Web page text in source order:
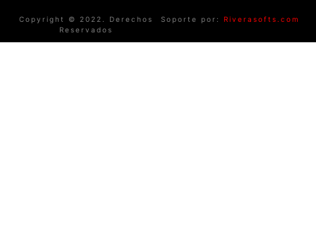
Copyright © 2022. Derechos
Reservados
Soporte por: Riverasofts.com